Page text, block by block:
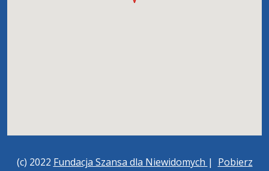
(c) 2022 Fundacja Szansa dla Niewidomych | Pobierz